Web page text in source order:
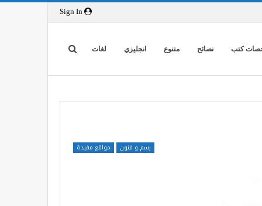
كتب نصائح متنوع انجليزي لغات
رسم و فنون مواقع مفيدة